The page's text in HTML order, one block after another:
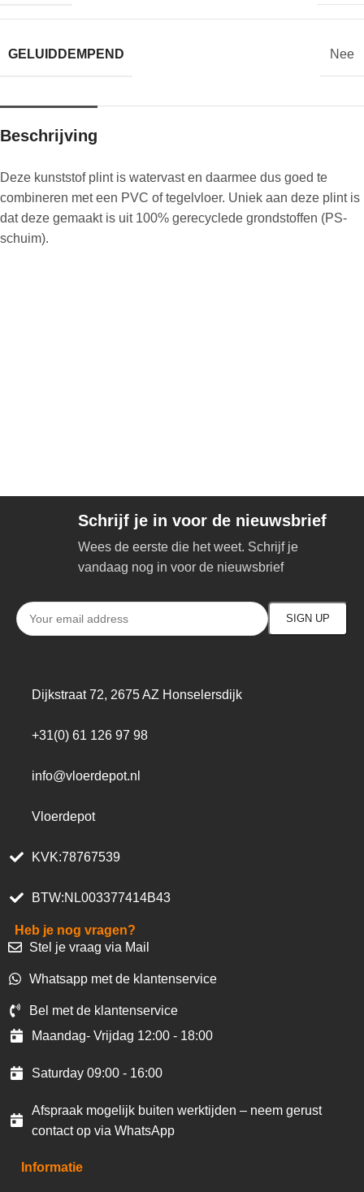
GELUIDDEMPEND Nee
Beschrijving
Deze kunststof plint is watervast en daarmee dus goed te
combineren met een PVC of tegelvloer. Uniek aan deze plint is
dat deze gemaakt is uit 100% gerecyclede grondstoffen (PS-
schuim).
Schrijf je in voor de nieuwsbrief
Wees de eerste die het weet. Schrijf je
vandaag nog in voor de nieuwsbrief
Dijkstraat 72, 2675 AZ Honselersdijk
+31(0) 61 126 97 98
info@vloerdepot.nl
Vloerdepot
KVK:78767539
BTW:NL003377414B43
Heb je nog vragen?
Stel je vraag via Mail
Whatsapp met de klantenservice
Bel met de klantenservice
Maandag- Vrijdag 12:00 - 18:00
Saturday 09:00 - 16:00
Afspraak mogelijk buiten werktijden – neem gerust
contact op via WhatsApp
Informatie